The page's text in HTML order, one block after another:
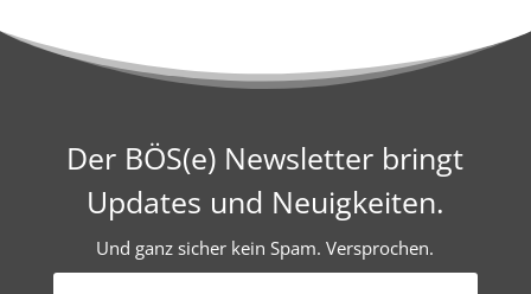
Der BÖS(e) Newsletter bringt
Updates und Neuigkeiten.
Und ganz sicher kein Spam. Versprochen.